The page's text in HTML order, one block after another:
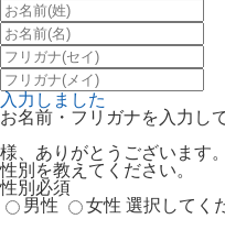
入力しました
お名前・フリガナを入力し
様、ありがとうございます。
性別を教えてください。
性別 必須
男性
女性 選択してく